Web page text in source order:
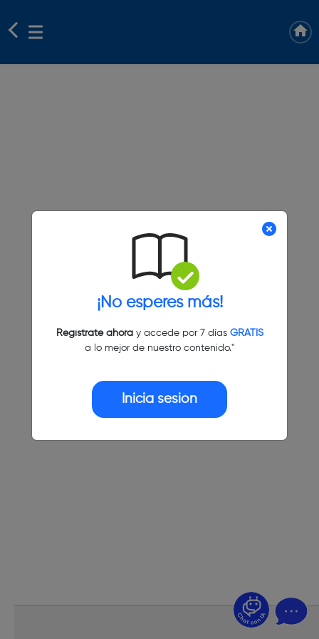
¡No esperes más!
Regístrate ahoray accede por 7 días GRATIS
a lo mejor de nuestro contenido."
Inicia sesión